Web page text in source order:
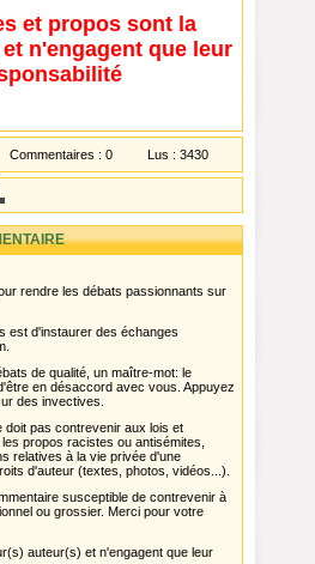
et propos sont la
n'engagent que leur
Commentaires : 0 Lus : 3430
rendre les débats passionnants sur
est d'instaurer des échanges
de qualité, un maître-mot: le
en désaccord avec vous. Appuyez
des invectives.
doit pas contrevenir aux lois et
propos racistes ou antisémites,
relatives à la vie privée d'une
d'auteur (textes, photos, vidéos...).
susceptible de contrevenir à
ou grossier. Merci pour votre
auteur(s) et n'engagent que leur